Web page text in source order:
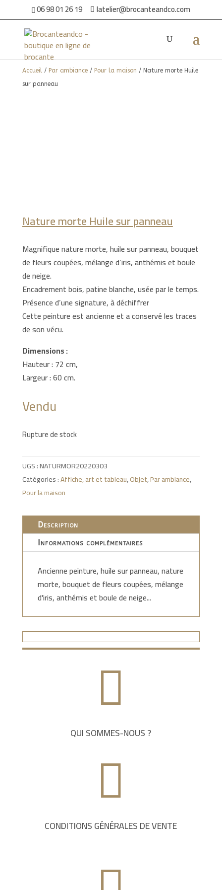
06 98 01 26 19 latelier@brocanteandco.com
Accueil/ Par ambiance/ Pour la maison / Nature morte Huile
sur panneau
Nature morte Huile sur panneau
Magnifique nature morte, huile sur panneau, bouquet
de fleurs coupées, mélange d’iris, anthémis et boule
de neige.
Encadrement bois, patine blanche, usée par le temps.
Présence d’une signature, à déchiffrer
Cette peinture est ancienne et a conservé les traces
de son vécu.
Dimensions :
Hauteur : 72 cm,
Largeur : 60 cm.
Vendu
Rupture de stock
UGS :NATURMOR20220303
Catégories :Affiche, art et tableau,Objet,Par ambiance,
Pour la maison
Description
Informations complémentaires
Ancienne peinture, huile sur panneau, nature
morte, bouquet de fleurs coupées, mélange
d'iris, anthémis et boule de neige...

QUI SOMMES-NOUS ?

CONDITIONS GÉNÉRALES DE VENTE